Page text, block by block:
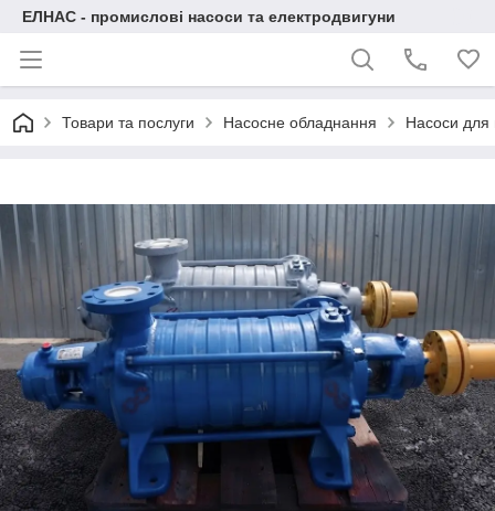
ЕЛНАС - промислові насоси та електродвигуни
Товари та послуги Насосне обладнання Насоси для